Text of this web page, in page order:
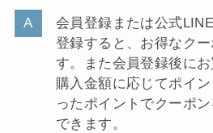
会員登録または公式
登録すると、お得なク
す。また会員登録後にお
購入金額に応じてポイ
ったポイントでクーポ
できます。